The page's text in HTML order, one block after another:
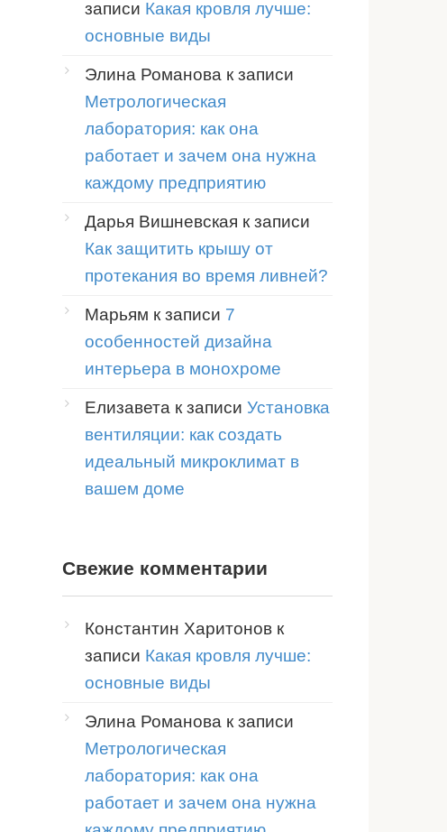
записи Какая кровля лучше:
основные виды
Элина Романова к записи
Метрологическая
лаборатория: как она
работает и зачем она нужна
каждому предприятию
Дарья Вишневская к записи
Как защитить крышу от
протекания во время ливней?
Марьям к записи 7
особенностей дизайна
интерьера в монохроме
Елизавета к записи Установка
вентиляции: как создать
идеальный микроклимат в
вашем доме
Свежие комментарии
Константин Харитонов к
записи Какая кровля лучше:
основные виды
Элина Романова к записи
Метрологическая
лаборатория: как она
работает и зачем она нужна